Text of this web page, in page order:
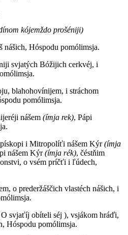
kójemždo prošéniji)
nášich, Hóspodu pomólimsja.
svjatých Bóžijich cerkvéj, i
blahohovínijem, i stráchom
pomólimsja.
nášem (ímja rek), Pápi
i Mitropolíťi nášem Kýr(ímja
nášem Kýr(ímja rék), čéstňim
o vsém príčťi i ľúdech,
o prederžáščich vlastéch nášich, i
svjaťíj obíteli séj ), vsjákom hráďi,
Hóspodu pomólimsja.